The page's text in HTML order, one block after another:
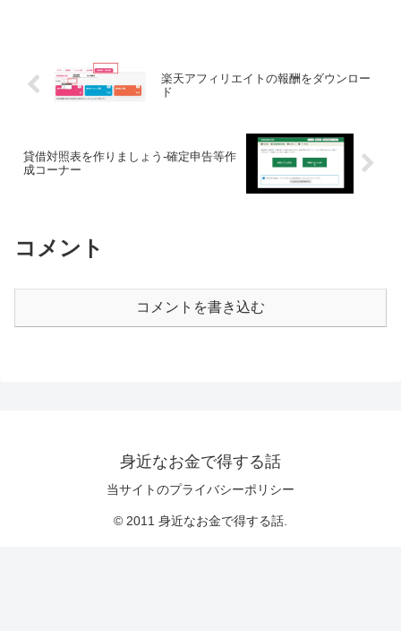
楽天アフィリエイトの報酬をダウンロー
ド
貸借対照表を作りましょう-確定申告等作
成コーナー
コメント
コメントを書き込む
身近なお金で得する話
当サイトのプライバシーポリシー
© 2011 身近なお金で得する話.